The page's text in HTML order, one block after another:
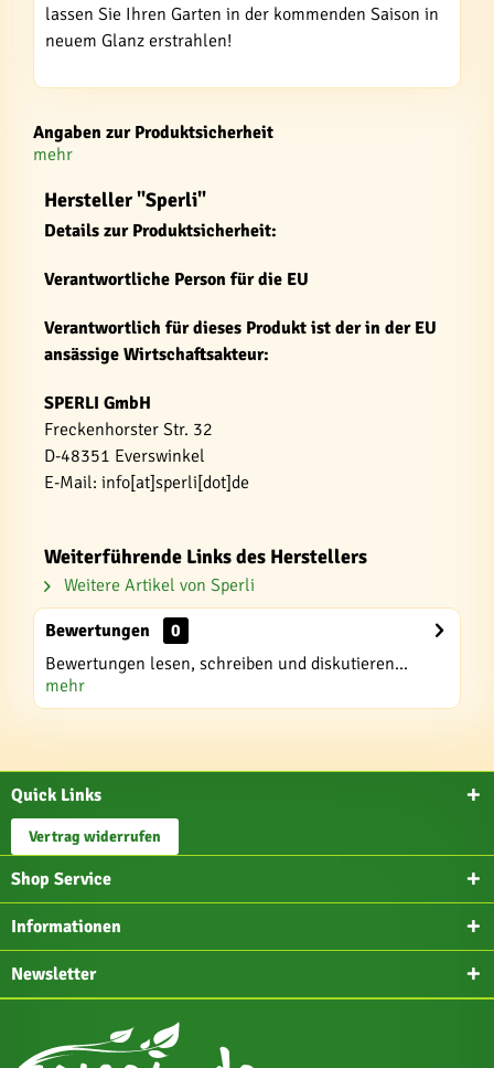
lassen Sie Ihren Garten in der kommenden Saison in
neuem Glanz erstrahlen!
Angaben zur Produktsicherheit
mehr
Hersteller "Sperli"
Details zur Produktsicherheit:
Verantwortliche Person für die EU
Verantwortlich für dieses Produkt ist der in der EU
ansässige Wirtschaftsakteur:
SPERLI GmbH
Freckenhorster Str. 32
D-48351 Everswinkel
E-Mail: info[at]sperli[dot]de
Weiterführende Links des Herstellers
Weitere Artikel von Sperli
Bewertungen
0
Bewertungen lesen, schreiben und diskutieren...
mehr
Quick Links
Vertrag widerrufen
Shop Service
Informationen
Newsletter